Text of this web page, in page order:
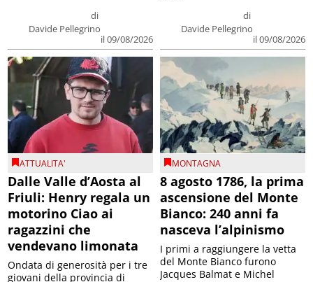
di
Davide Pellegrino
il 09/08/2026
di
Davide Pellegrino
il 09/08/2026
ATTUALITA'
Dalle Valle d’Aosta al
Friuli: Henry regala un
motorino Ciao ai
ragazzini che
vendevano limonata
Ondata di generosità per i tre
giovani della provincia di
MONTAGNA
8 agosto 1786, la prima
ascensione del Monte
Bianco: 240 anni fa
nasceva l’alpinismo
I primi a raggiungere la vetta
del Monte Bianco furono
Jacques Balmat e Michel